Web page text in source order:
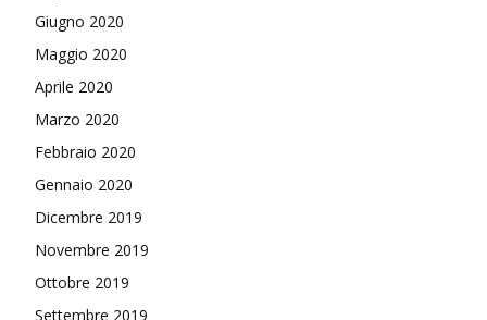
Giugno 2020
Maggio 2020
Aprile 2020
Marzo 2020
Febbraio 2020
Gennaio 2020
Dicembre 2019
Novembre 2019
Ottobre 2019
Settembre 2019